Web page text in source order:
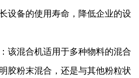
设备的使用寿命，降低企业的设
该混合机适用于多种物料的混合
胶粉末混合，还是与其他粉粒状